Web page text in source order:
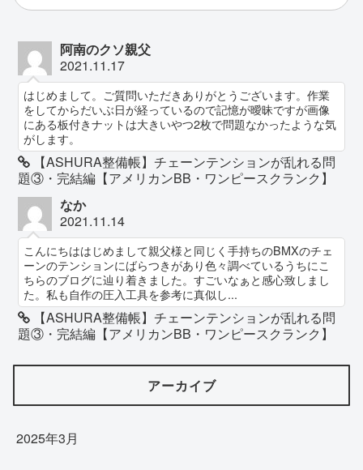
阿南のクソ親父
2021.11.17
はじめまして。ご質問いただきありがとうございます。作業
をしてからだいぶ日が経っているので記憶が曖昧ですが画像
にある板付きナットは大きいやつ2枚で問題なかったような気
がします。
【ASHURA整備帳】チェーンテンションが乱れる問
題③・完結編【アメリカンBB・ワンピースクランク】
なか
2021.11.14
こんにちははじめまして親父様と同じく手持ちのBMXのチェ
ーンのテンションにばらつきがあり色々調べているうちにこ
ちらのブログに辿り着きました。すごいなぁと感心致しまし
た。私も自作の圧入工具を参考に真似し...
【ASHURA整備帳】チェーンテンションが乱れる問
題③・完結編【アメリカンBB・ワンピースクランク】
アーカイブ
2025年3月